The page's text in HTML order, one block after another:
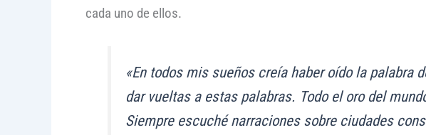
cada uno de ellos.
«En todos mis sueños creía haber oído la palabra
dar vueltas a estas palabras. Todo el oro del
Siempre escuché narraciones sobre ciudades